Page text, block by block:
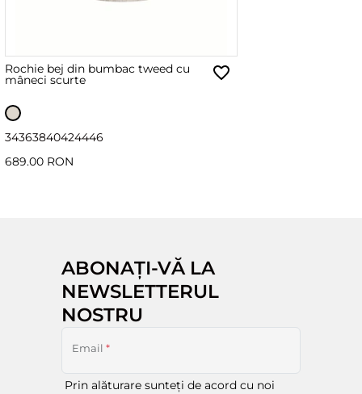
Rochie bej din bumbac tweed cu
mâneci scurte
34363840424446
689.00 RON
ABONAȚI-VĂ LA
NEWSLETTERUL
NOSTRU
Email *
Prin alăturare sunteți de acord cu noi